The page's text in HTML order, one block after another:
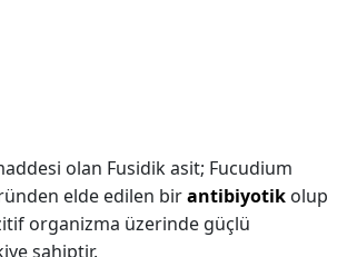
olan Fusidik asit; Fucudium
elde edilen birantibiyotik olup
organizma üzerinde güçlü
sahiptir.